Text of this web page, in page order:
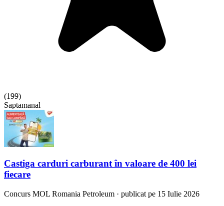
(199)
Saptamanal
Castiga carduri carburant în valoare de 400 lei
fiecare
Concurs MOL Romania Petroleum · publicat pe 15 Iulie 2026